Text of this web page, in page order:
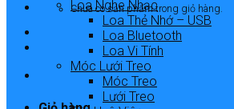
Chưa có sản phẩm trong giỏ hàng.
Loa Nghe Nhạc
Loa Thẻ Nhớ – USB
Loa Bluetooth
Loa Vi Tính
Móc Lưới Treo
Móc Treo
Lưới Treo